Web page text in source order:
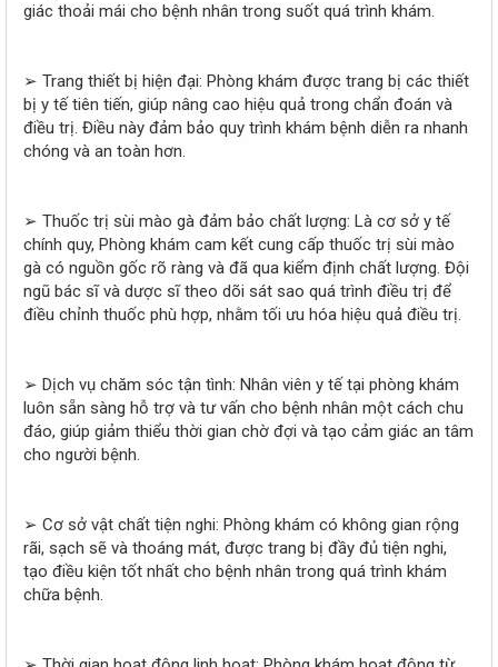
giác thoải mái cho bệnh nhân trong suốt quá trình khám.
➢ Trang thiết bị hiện đại: Phòng khám được trang bị các thiết
bị y tế tiên tiến, giúp nâng cao hiệu quả trong chẩn đoán và
điều trị. Điều này đảm bảo quy trình khám bệnh diễn ra nhanh
chóng và an toàn hơn.
➢ Thuốc trị sùi mào gà đảm bảo chất lượng: Là cơ sở y tế
chính quy, Phòng khám cam kết cung cấp thuốc trị sùi mào
gà có nguồn gốc rõ ràng và đã qua kiểm định chất lượng. Đội
ngũ bác sĩ và dược sĩ theo dõi sát sao quá trình điều trị để
điều chỉnh thuốc phù hợp, nhằm tối ưu hóa hiệu quả điều trị.
➢ Dịch vụ chăm sóc tận tình: Nhân viên y tế tại phòng khám
luôn sẵn sàng hỗ trợ và tư vấn cho bệnh nhân một cách chu
đáo, giúp giảm thiểu thời gian chờ đợi và tạo cảm giác an tâm
cho người bệnh.
➢ Cơ sở vật chất tiện nghi: Phòng khám có không gian rộng
rãi, sạch sẽ và thoáng mát, được trang bị đầy đủ tiện nghi,
tạo điều kiện tốt nhất cho bệnh nhân trong quá trình khám
chữa bệnh.